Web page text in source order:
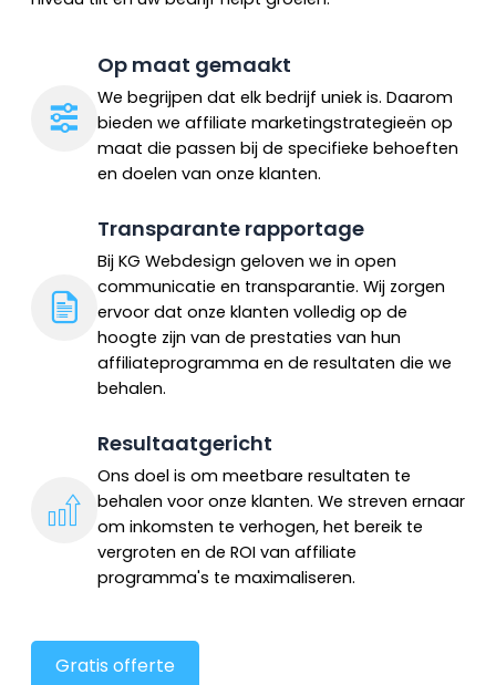
Op maat gemaakt
We begrijpen dat elk bedrijf uniek is. Daarom
bieden we affiliate marketingstrategieën op
maat die passen bij de specifieke behoeften
en doelen van onze klanten.
Transparante rapportage
Bij KG Webdesign geloven we in open
communicatie en transparantie. Wij zorgen
ervoor dat onze klanten volledig op de
hoogte zijn van de prestaties van hun
affiliateprogramma en de resultaten die we
behalen.
Resultaatgericht
Ons doel is om meetbare resultaten te
behalen voor onze klanten. We streven ernaar
om inkomsten te verhogen, het bereik te
vergroten en de ROI van affiliate
programma's te maximaliseren.
Gratis offerte